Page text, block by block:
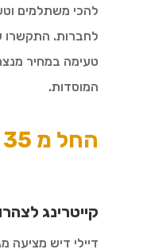
להכי משתלמים
לחברות. התקשרו
טעימה במחיר
המוסדות.
החל מ 35 ש"ח
קייטרינג
דיילי דיש מציעה